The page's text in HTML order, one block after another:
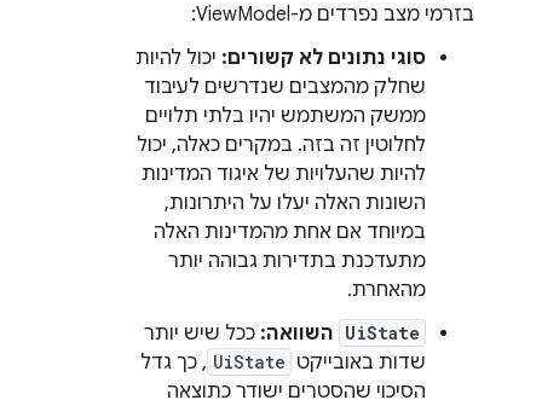
בזרמי מצב נפרדים מ-ViewModel:
סוגי נתונים לא קשורים: יכול להיות
שחלק מהמצבים שנדרשים לעיבוד
ממשק המשתמש יהיו בלתי תלויים
לחלוטין זה בזה. במקרים כאלה, יכול
להיות שהעלויות של איגוד המדינות
השונות האלה יעלו על היתרונות,
במיוחד אם אחת מהמדינות האלה
מתעדכנת בתדירות גבוהה יותר
מהאחרת.
UiState השוואה: ככל שיש יותר
שדות באובייקט UiState , כך גדל
הסיכוי שהסטרים ישודר כתוצאה